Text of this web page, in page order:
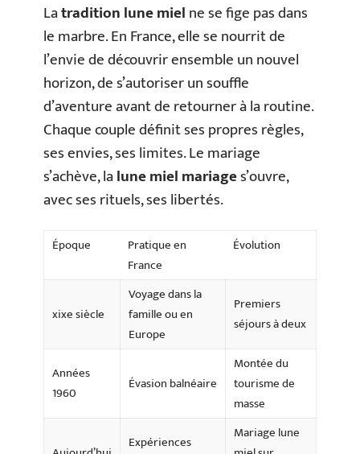
Latradition lune mielne se fige pas dans
le marbre. En France, elle se nourrit de
l’envie de découvrir ensemble un nouvel
horizon, de s’autoriser un souffle
d’aventure avant de retourner à la routine.
Chaque couple définit ses propres règles,
ses envies, ses limites. Le mariage
s’achève, lalune miel mariages’ouvre,
avec ses rituels, ses libertés.
Époque
Pratique en
France
Évolution
xixe siècle
Voyage dans la
famille ou en
Europe
Premiers
séjours à deux
Années
1960
Évasion balnéaire
Montée du
tourisme de
masse
Expériences
Mariage lune